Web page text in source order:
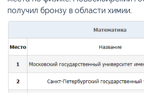
получил бронзу в области химии.